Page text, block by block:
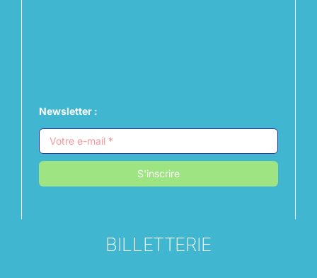
Newsletter :
S'inscrire
BILLETTERIE